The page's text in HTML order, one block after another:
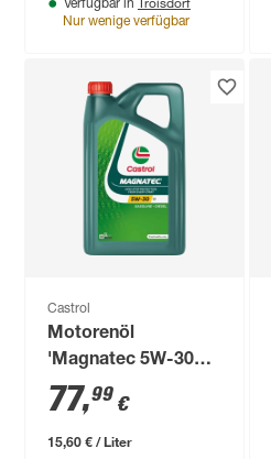
Verfügbar in
Nur wenige verfügbar
Castrol
Motorenöl
'Magnatec 5W-30
C3' 5 l
77,99 €
15,60 € / Liter